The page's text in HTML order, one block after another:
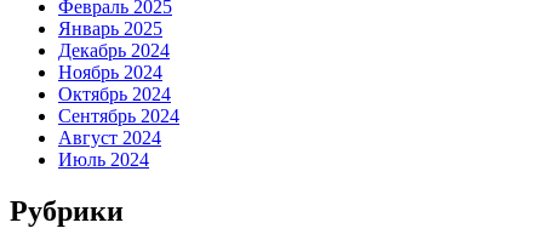
Февраль 2025
Январь 2025
Декабрь 2024
Ноябрь 2024
Октябрь 2024
Сентябрь 2024
Август 2024
Июль 2024
Рубрики